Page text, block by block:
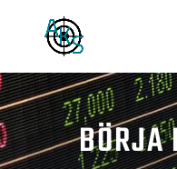
BÖRJA